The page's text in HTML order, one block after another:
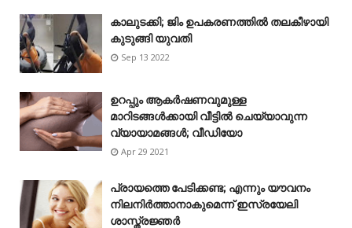
കാലുടക്കി; ജിം ഉപകരണത്തിൽ തലകീഴായി
കുടുങ്ങി യുവതി
Sep 13 2022
ഉറപ്പും ആകർഷണവുമുള്ള
മാറിടങ്ങൾക്കായി വീട്ടിൽ ചെയ്യാവുന്ന
വ്യായാമങ്ങൾ; വീഡിയോ
Apr 29 2021
പ്രായത്തെ പേടിക്കണ്ട; എന്നും യൗവനം
നിലനിർത്താനാകുമെന്ന് ഇസ്രയേലി
ശാസ്ത്രജ്ഞർ